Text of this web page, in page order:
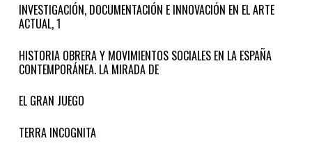
INVESTIGACIÓN, DOCUMENTACIÓN E INNOVACIÓN EN EL ARTE
ACTUAL, 1
HISTORIA OBRERA Y MOVIMIENTOS SOCIALES EN LA ESPAÑA
CONTEMPORÁNEA. LA MIRADA DE
EL GRAN JUEGO
TERRA INCOGNITA